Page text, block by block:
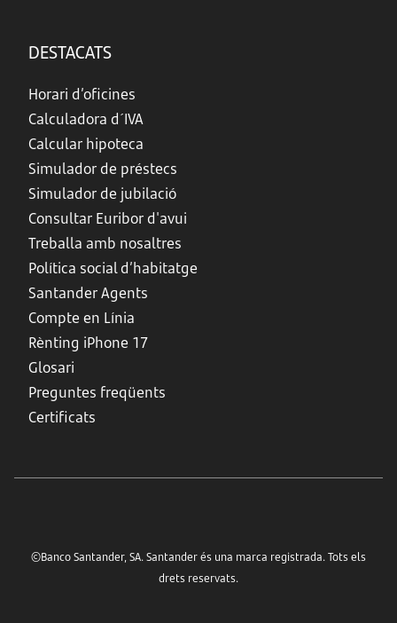
DESTACATS
Horari d’oficines
Calculadora d´IVA
Calcular hipoteca
Simulador de préstecs
Simulador de jubilació
Consultar Euribor d'avui
Treballa amb nosaltres
Política social d’habitatge
Santander Agents
Compte en Línia
Rènting iPhone 17
Glosari
Preguntes freqüents
Certificats
©Banco Santander, SA. Santander és una marca registrada. Tots els
drets reservats.